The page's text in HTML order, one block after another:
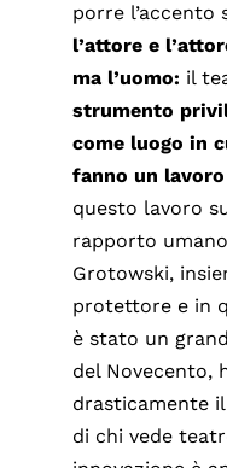
porre l’accento
l’attore e
ma l’uomo: il
strumento
come luogo in
fanno un
questo lavoro
rapporto
Grotowski,
protettore e in
è stato un
del Novecento,
drasticamente
di chi vede